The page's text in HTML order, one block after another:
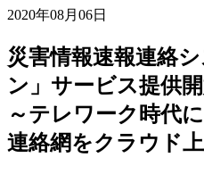
2020年08月06日
災害情報速報連絡
ン」サービス提供
～テレワーク時代
連絡網をクラウド